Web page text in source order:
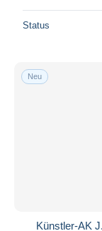
Status
Neu
Künstler-AK